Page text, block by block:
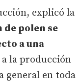
explicó la
polen se
a una
la producción
general en toda